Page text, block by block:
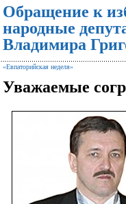
Обращение к
народные
Владимира
«Евпаторийская неделя»
Уважаемые